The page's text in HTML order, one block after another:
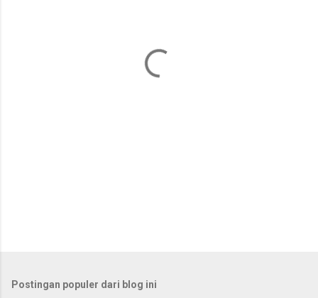
Postingan populer dari blog ini